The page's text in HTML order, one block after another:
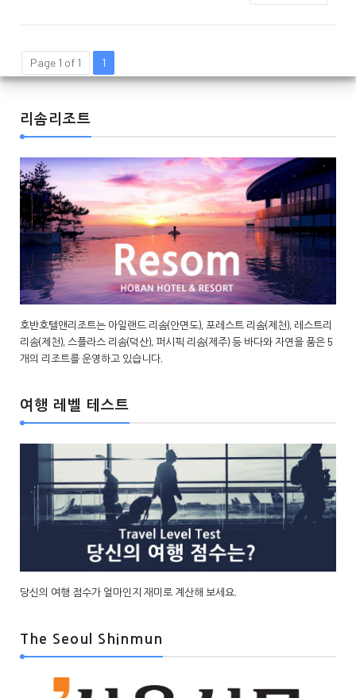
Page 1 of 1 1
리솜리조트
호반호텔앤리조트는 아일랜드 리솜(안면도), 포레스트 리솜(제천), 레스트리
리솜(제천), 스플라스 리솜(덕산), 퍼시픽 리솜(제주) 등 바다와 자연을 품은 5
개의 리조트를 운영하고 있습니다.
여행 레벨 테스트
당신의 여행 점수가 얼마인지 재미로 계산해 보세요.
The Seoul Shinmun